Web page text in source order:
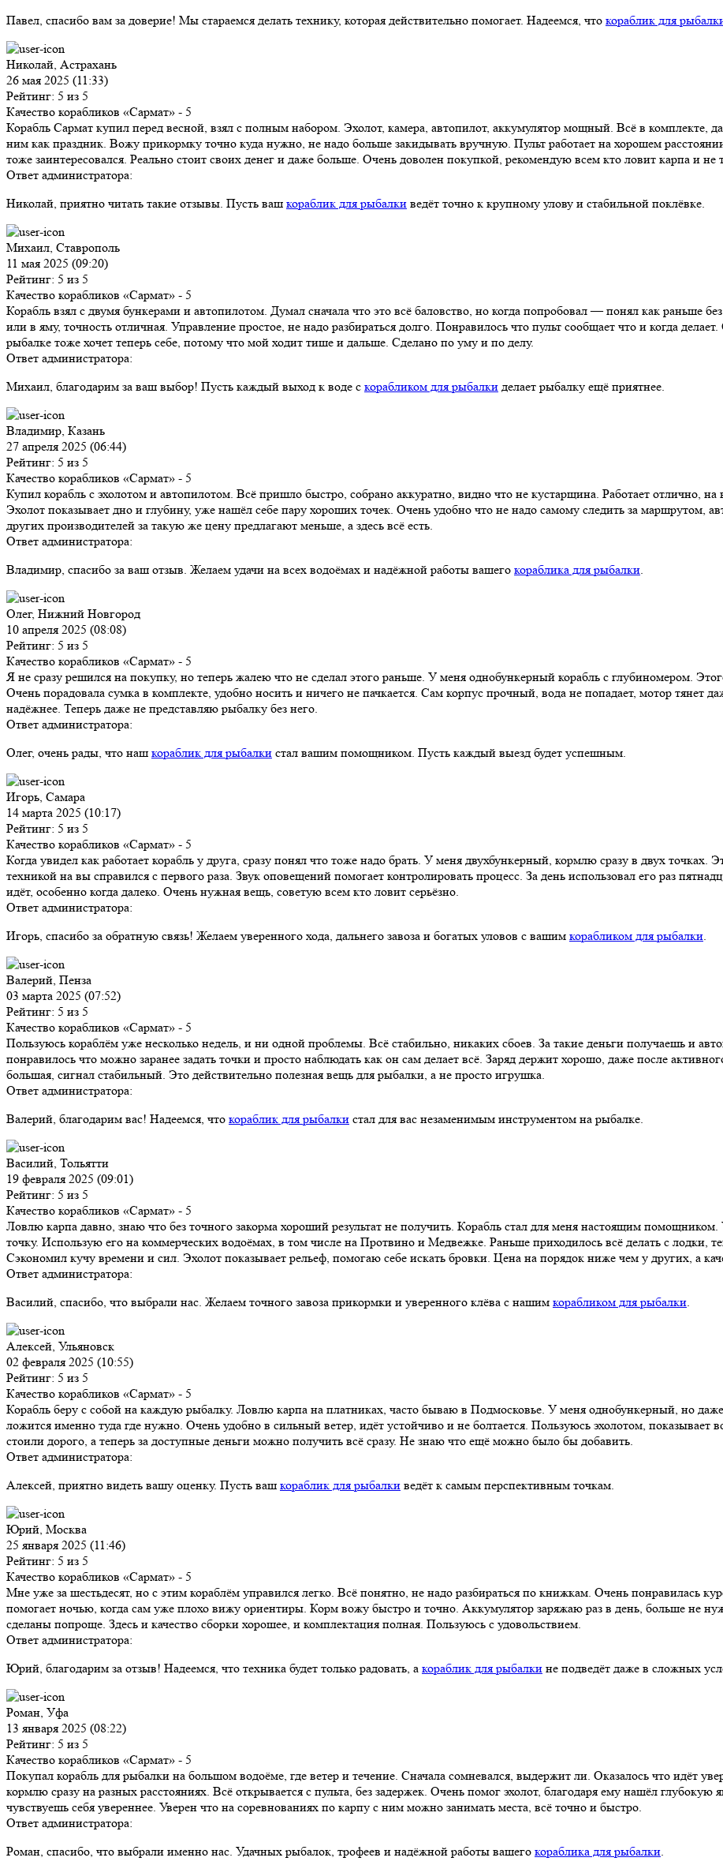
Павел, спасибо вам за доверие! Мы стараемся делать технику, которая действительно помогает. Надеемся, что кораблик для
Николай, Астрахань
26 мая 2025 (11:33)
Рейтинг: 5 из 5
Качество корабликов «Сармат» - 5
Корабль Сармат купил перед весной, взял с полным набором. Эхолот, камера, автопилот, аккумулятор мощный. Всё в комплекте,
ним как праздник. Вожу прикормку точно куда нужно, не надо больше закидывать вручную. Пульт работает на хорошем
тоже заинтересовался. Реально стоит своих денег и даже больше. Очень доволен покупкой, рекомендую всем кто ловит карпа и не
Ответ администратора:
Николай, приятно читать такие отзывы. Пусть ваш кораблик для рыбалки ведёт точно к крупному улову и стабильной поклёвке.
Михаил, Ставрополь
11 мая 2025 (09:20)
Рейтинг: 5 из 5
Качество корабликов «Сармат» - 5
Корабль взял с двумя бункерами и автопилотом. Думал сначала что это всё баловство, но когда попробовал — понял как раньше
или в яму, точность отличная. Управление простое, не надо разбираться долго. Понравилось что пульт сообщает что и когда
рыбалке тоже хочет теперь себе, потому что мой ходит тише и дальше. Сделано по уму и по делу.
Ответ администратора:
Михаил, благодарим за ваш выбор! Пусть каждый выход к воде с корабликом для рыбалки делает рыбалку ещё приятнее.
Владимир, Казань
27 апреля 2025 (06:44)
Рейтинг: 5 из 5
Качество корабликов «Сармат» - 5
Купил корабль с эхолотом и автопилотом. Всё пришло быстро, собрано аккуратно, видно что не кустарщина. Работает отлично, на
Эхолот показывает дно и глубину, уже нашёл себе пару хороших точек. Очень удобно что не надо самому следить за маршрутом,
других производителей за такую же цену предлагают меньше, а здесь всё есть.
Ответ администратора:
Владимир, спасибо за ваш отзыв. Желаем удачи на всех водоёмах и надёжной работы вашего кораблика для рыбалки.
Олег, Нижний Новгород
10 апреля 2025 (08:08)
Рейтинг: 5 из 5
Качество корабликов «Сармат» - 5
Я не сразу решился на покупку, но теперь жалею что не сделал этого раньше. У меня однобункерный корабль с глубиномером.
Очень порадовала сумка в комплекте, удобно носить и ничего не пачкается. Сам корпус прочный, вода не попадает, мотор тянет
надёжнее. Теперь даже не представляю рыбалку без него.
Ответ администратора:
Олег, очень рады, что наш кораблик для рыбалки стал вашим помощником. Пусть каждый выезд будет успешным.
Игорь, Самара
14 марта 2025 (10:17)
Рейтинг: 5 из 5
Качество корабликов «Сармат» - 5
Когда увидел как работает корабль у друга, сразу понял что тоже надо брать. У меня двухбункерный, кормлю сразу в двух
техникой на вы справился с первого раза. Звук оповещений помогает контролировать процесс. За день использовал его раз
идёт, особенно когда далеко. Очень нужная вещь, советую всем кто ловит серьёзно.
Ответ администратора:
Игорь, спасибо за обратную связь! Желаем уверенного хода, дальнего завоза и богатых уловов с вашим корабликом для рыбалки.
Валерий, Пенза
03 марта 2025 (07:52)
Рейтинг: 5 из 5
Качество корабликов «Сармат» - 5
Пользуюсь кораблём уже несколько недель, и ни одной проблемы. Всё стабильно, никаких сбоев. За такие деньги получаешь и
понравилось что можно заранее задать точки и просто наблюдать как он сам делает всё. Заряд держит хорошо, даже после
большая, сигнал стабильный. Это действительно полезная вещь для рыбалки, а не просто игрушка.
Ответ администратора:
Валерий, благодарим вас! Надеемся, что кораблик для рыбалки стал для вас незаменимым инструментом на рыбалке.
Василий, Тольятти
19 февраля 2025 (09:01)
Рейтинг: 5 из 5
Качество корабликов «Сармат» - 5
Ловлю карпа давно, знаю что без точного закорма хороший результат не получить. Корабль стал для меня настоящим помощником.
точку. Использую его на коммерческих водоёмах, в том числе на Протвино и Медвежке. Раньше приходилось всё делать с лодки,
Сэкономил кучу времени и сил. Эхолот показывает рельеф, помогаю себе искать бровки. Цена на порядок ниже чем у других, а
Ответ администратора:
Василий, спасибо, что выбрали нас. Желаем точного завоза прикормки и уверенного клёва с нашим корабликом для рыбалки.
Алексей, Ульяновск
02 февраля 2025 (10:55)
Рейтинг: 5 из 5
Качество корабликов «Сармат» - 5
Корабль беру с собой на каждую рыбалку. Ловлю карпа на платниках, часто бываю в Подмосковье. У меня однобункерный, но
ложится именно туда где нужно. Очень удобно в сильный ветер, идёт устойчиво и не болтается. Пользуюсь эхолотом, показывает
стоили дорого, а теперь за доступные деньги можно получить всё сразу. Не знаю что ещё можно было бы добавить.
Ответ администратора:
Алексей, приятно видеть вашу оценку. Пусть ваш кораблик для рыбалки ведёт к самым перспективным точкам.
Юрий, Москва
25 января 2025 (11:46)
Рейтинг: 5 из 5
Качество корабликов «Сармат» - 5
Мне уже за шестьдесят, но с этим кораблём управился легко. Всё понятно, не надо разбираться по книжкам. Очень понравилась
помогает ночью, когда сам уже плохо вижу ориентиры. Корм вожу быстро и точно. Аккумулятор заряжаю раз в день, больше не
сделаны попроще. Здесь и качество сборки хорошее, и комплектация полная. Пользуюсь с удовольствием.
Ответ администратора:
Юрий, благодарим за отзыв! Надеемся, что техника будет только радовать, а кораблик для рыбалки не подведёт даже в сложных
Роман, Уфа
13 января 2025 (08:22)
Рейтинг: 5 из 5
Качество корабликов «Сармат» - 5
Покупал корабль для рыбалки на большом водоёме, где ветер и течение. Сначала сомневался, выдержит ли. Оказалось что идёт
кормлю сразу на разных расстояниях. Всё открывается с пульта, без задержек. Очень помог эхолот, благодаря ему нашёл
чувствуешь себя увереннее. Уверен что на соревнованиях по карпу с ним можно занимать места, всё точно и быстро.
Ответ администратора:
Роман, спасибо, что выбрали именно нас. Удачных рыбалок, трофеев и надёжной работы вашего кораблика для рыбалки.